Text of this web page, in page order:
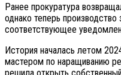
Ранее прокуратура
однако теперь
соответствующее
История началась летом
мастером по наращиванию